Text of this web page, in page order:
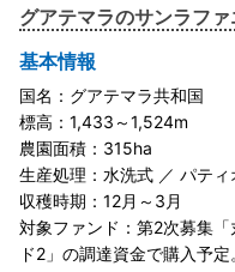
グアテマラのサンラフ
基本情報
国名：グアテマラ共和国
標高：1,433～1,524m
農園面積：315ha
生産処理：水洗式 ／ パテ
収穫時期：12月～3月
対象ファンド：第2次募集
ド2」の調達資金で購入予定